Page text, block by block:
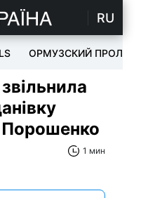
RU
ОРМУЗСКИЙ ПРОЛИВ
Порошенко
1 мин